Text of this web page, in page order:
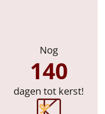
Nog
140
dagen tot kerst!